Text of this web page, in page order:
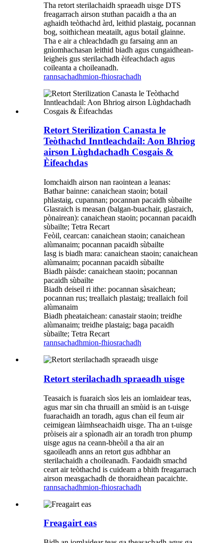
Tha retort sterilachaidh spraeadh uisge DTS
freagarrach airson stuthan pacaidh a tha an
aghaidh teòthachd àrd, leithid plastaig, pocannan
bog, soithichean meatailt, agus botail glainne.
Tha e air a chleachdadh gu farsaing ann an
gnìomhachasan leithid biadh agus cungaidhean-
leigheis gus sterilachadh èifeachdach agus
coileanta a choileanadh.
rannsachadhmion-fhiosrachadh
Retort Sterilization Canasta le
Teòthachd Inntleachdail: Aon Bhriog
airson Lùghdachadh Cosgais &
Èifeachdas
Iomchaidh airson nan raointean a leanas:
Bathar bainne: canaichean staoin; botail
phlastaig, cupannan; pocannan pacaidh sùbailte
Glasraich is measan (balgan-buachair, glasraich,
pònairean): canaichean staoin; pocannan pacaidh
sùbailte; Tetra Recart
Feòil, cearcan: canaichean staoin; canaichean
alùmanaim; pocannan pacaidh sùbailte
Iasg is biadh mara: canaichean staoin; canaichean
alùmanaim; pocannan pacaidh sùbailte
Biadh pàisde: canaichean staoin; pocannan
pacaidh sùbailte
Biadh deiseil ri ithe: pocannan sàsaichean;
pocannan rus; treallaich plastaig; treallaich foil
alùmanaim
Biadh pheataichean: canastair staoin; treidhe
alùmanaim; treidhe plastaig; baga pacaidh
sùbailte; Tetra Recart
rannsachadhmion-fhiosrachadh
Retort sterilachadh spraeadh uisge
Teasaich is fuaraich sìos leis an iomlaidear teas,
agus mar sin cha thruaill an smùid is an t-uisge
fuarachaidh an toradh, agus chan eil feum air
ceimigean làimhseachaidh uisge. Tha an t-uisge
pròiseis air a spìonadh air an toradh tron ​​phump
uisge agus na ceann-bheòil a tha air an
sgaoileadh anns an retort gus adhbhar an
sterilachaidh a choileanadh. Faodaidh smachd
ceart air teòthachd is cuideam a bhith freagarrach
airson measgachadh de thoraidhean pacaichte.
rannsachadhmion-fhiosrachadh
Freagairt eas